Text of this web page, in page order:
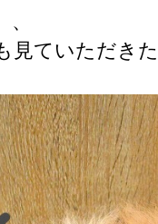
見ていただき